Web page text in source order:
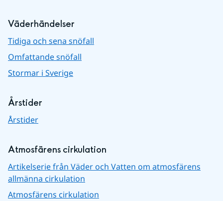
Väderhändelser
Tidiga och sena snöfall
Omfattande snöfall
Stormar i Sverige
Årstider
Årstider
Atmosfärens cirkulation
Artikelserie från Väder och Vatten om atmosfärens
allmänna cirkulation
Atmosfärens cirkulation